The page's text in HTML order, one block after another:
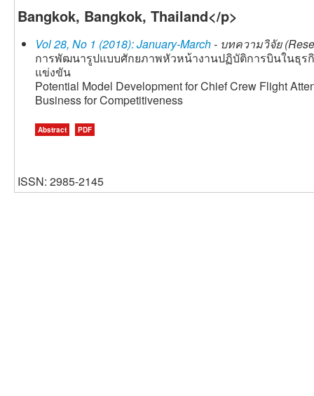
Bangkok, Bangkok, Thailand</p>
Vol 28, No 1 (2018): January-March- บทความวิจัย
การพัฒนารูปแบบศักยภาพหัวหน้างานปฏิบัติการบินในธุร
แข่งขัน
Potential Model Development for Chief Crew Flight
Business for Competitiveness
Abstract PDF
ISSN: 2985-2145